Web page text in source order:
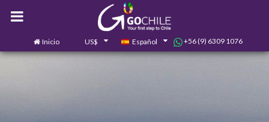
Inicio US$ Español +56 (9) 6309 1076